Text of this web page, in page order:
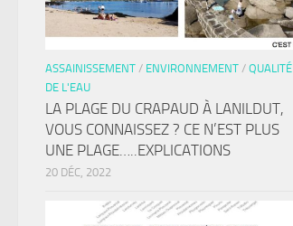
ASSAINISSEMENT / ENVIRONNEMENT / QUALITÉ
DE L'EAU
LA PLAGE DU CRAPAUD À LANILDUT,
VOUS CONNAISSEZ ? CE N’EST PLUS
UNE PLAGE…..EXPLICATIONS
20 DÉC, 2022